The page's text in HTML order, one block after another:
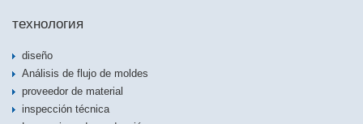
технология
diseño
Análisis de flujo de moldes
proveedor de material
inspección técnica